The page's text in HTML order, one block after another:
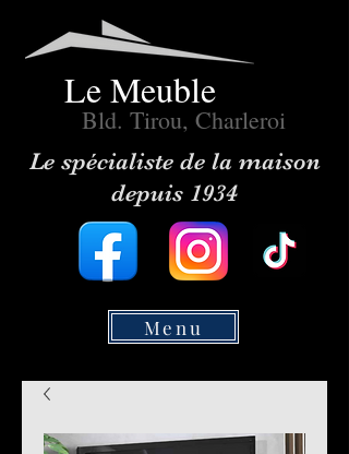
Le Meuble
Bld. Tirou, Charleroi
Le spécialiste de la maison
depuis 1934
Menu